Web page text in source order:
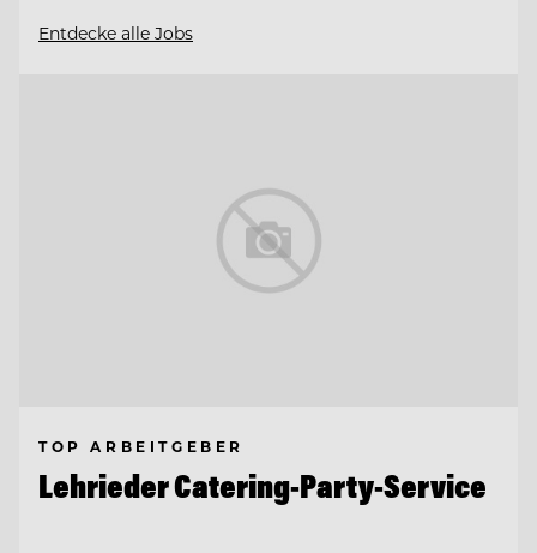
Entdecke alle Jobs
TOP ARBEITGEBER
Lehrieder Catering-Party-Service